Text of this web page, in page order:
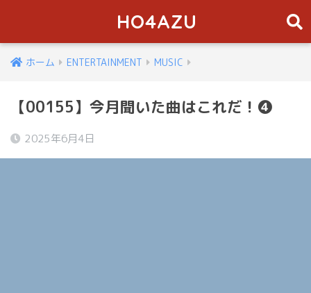
HO4AZU
ホーム ENTERTAINMENT MUSIC
【00155】今月聞いた曲はこれだ！❹
2025年6月4日